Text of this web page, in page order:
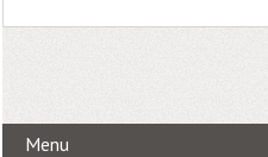
Menu